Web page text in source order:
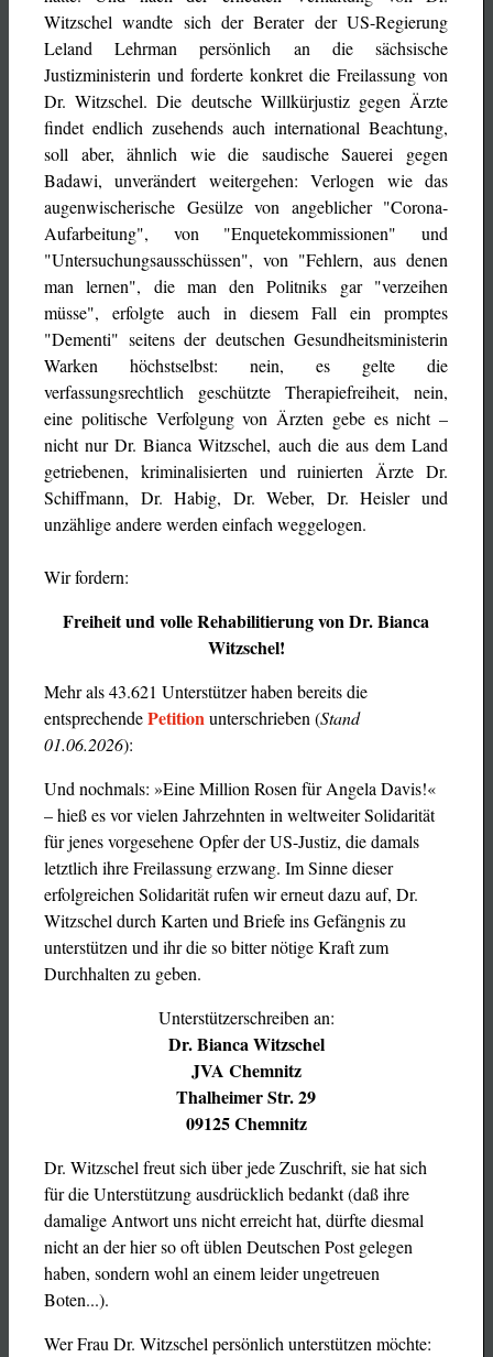
Witzschel wandte sich der Berater der US-Regierung
Leland Lehrman persönlich an die sächsische
Justizministerin und forderte konkret die Freilassung von
Dr. Witzschel. Die deutsche Willkürjustiz gegen Ärzte
findet endlich zusehends auch international Beachtung,
soll aber, ähnlich wie die saudische Sauerei gegen
Badawi, unverändert weitergehen: Verlogen wie das
augenwischerische Gesülze von angeblicher "Corona-
Aufarbeitung", von "Enquetekommissionen" und
"Untersuchungsausschüssen", von "Fehlern, aus denen
man lernen", die man den Politniks gar "verzeihen
müsse", erfolgte auch in diesem Fall ein promptes
"Dementi" seitens der deutschen Gesundheitsministerin
Warken höchstselbst: nein, es gelte die
verfassungsrechtlich geschützte Therapiefreiheit, nein,
eine politische Verfolgung von Ärzten gebe es nicht –
nicht nur Dr. Bianca Witzschel, auch die aus dem Land
getriebenen, kriminalisierten und ruinierten Ärzte Dr.
Schiffmann, Dr. Habig, Dr. Weber, Dr. Heisler und
unzählige andere werden einfach weggelogen.
Wir fordern:
Freiheit und volle Rehabilitierung von Dr. Bianca
Witzschel!
Mehr als 43.621 Unterstützer haben bereits die
entsprechendePetitionunterschrieben (Stand
01.06.2026):
Und nochmals: »Eine Million Rosen für Angela Davis!«
– hieß es vor vielen Jahrzehnten in weltweiter Solidarität
für jenes vorgesehene Opfer der US-Justiz, die damals
letztlich ihre Freilassung erzwang. Im Sinne dieser
erfolgreichen Solidarität rufen wir erneut dazu auf, Dr.
Witzschel durch Karten und Briefe ins Gefängnis zu
unterstützen und ihr die so bitter nötige Kraft zum
Durchhalten zu geben.
Unterstützerschreiben an:
Dr. Bianca Witzschel
JVA Chemnitz
Thalheimer Str. 29
09125 Chemnitz
Dr. Witzschel freut sich über jede Zuschrift, sie hat sich
für die Unterstützung ausdrücklich bedankt (daß ihre
damalige Antwort uns nicht erreicht hat, dürfte diesmal
nicht an der hier so oft üblen Deutschen Post gelegen
haben, sondern wohl an einem leider ungetreuen
Boten...).
Wer Frau Dr. Witzschel persönlich unterstützen möchte: